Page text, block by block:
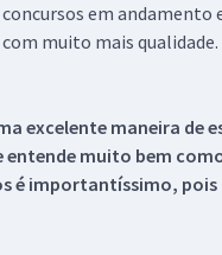
em
muito mais qualidade.
excelente maneira
muito bem
é importantíssimo,